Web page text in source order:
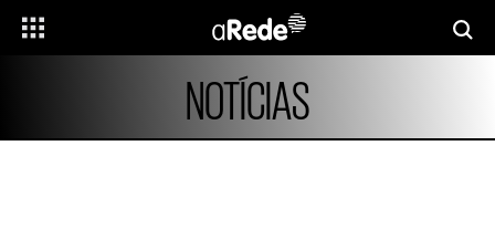
NOTÍCIAS